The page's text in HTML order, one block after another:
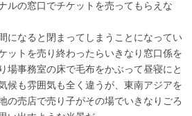
ルの窓口でチケットを売ってもらえな
になると閉まってしまうことになってい
ットを売り終わったらいきなり窓口係を
場事務室の床で毛布をかぶって昼寝にと
候も雰囲気も全く違うが、東南アジアを
の売店で売り子がその場でいきなりごろ